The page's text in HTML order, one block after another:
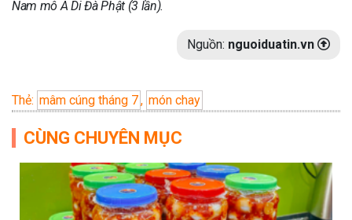
Nam mô A Di Đà Phật (3 lần).
Nguồn: nguoiduatin.vn
Thẻ: mâm cúng tháng 7, món chay
CÙNG CHUYÊN MỤC